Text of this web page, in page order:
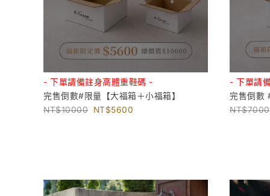
- 下單請備註身高體重鞋碼 -
完售倒數#限量【大福箱＋小福箱】
10000
5600
- 下單請
完售倒數
7000